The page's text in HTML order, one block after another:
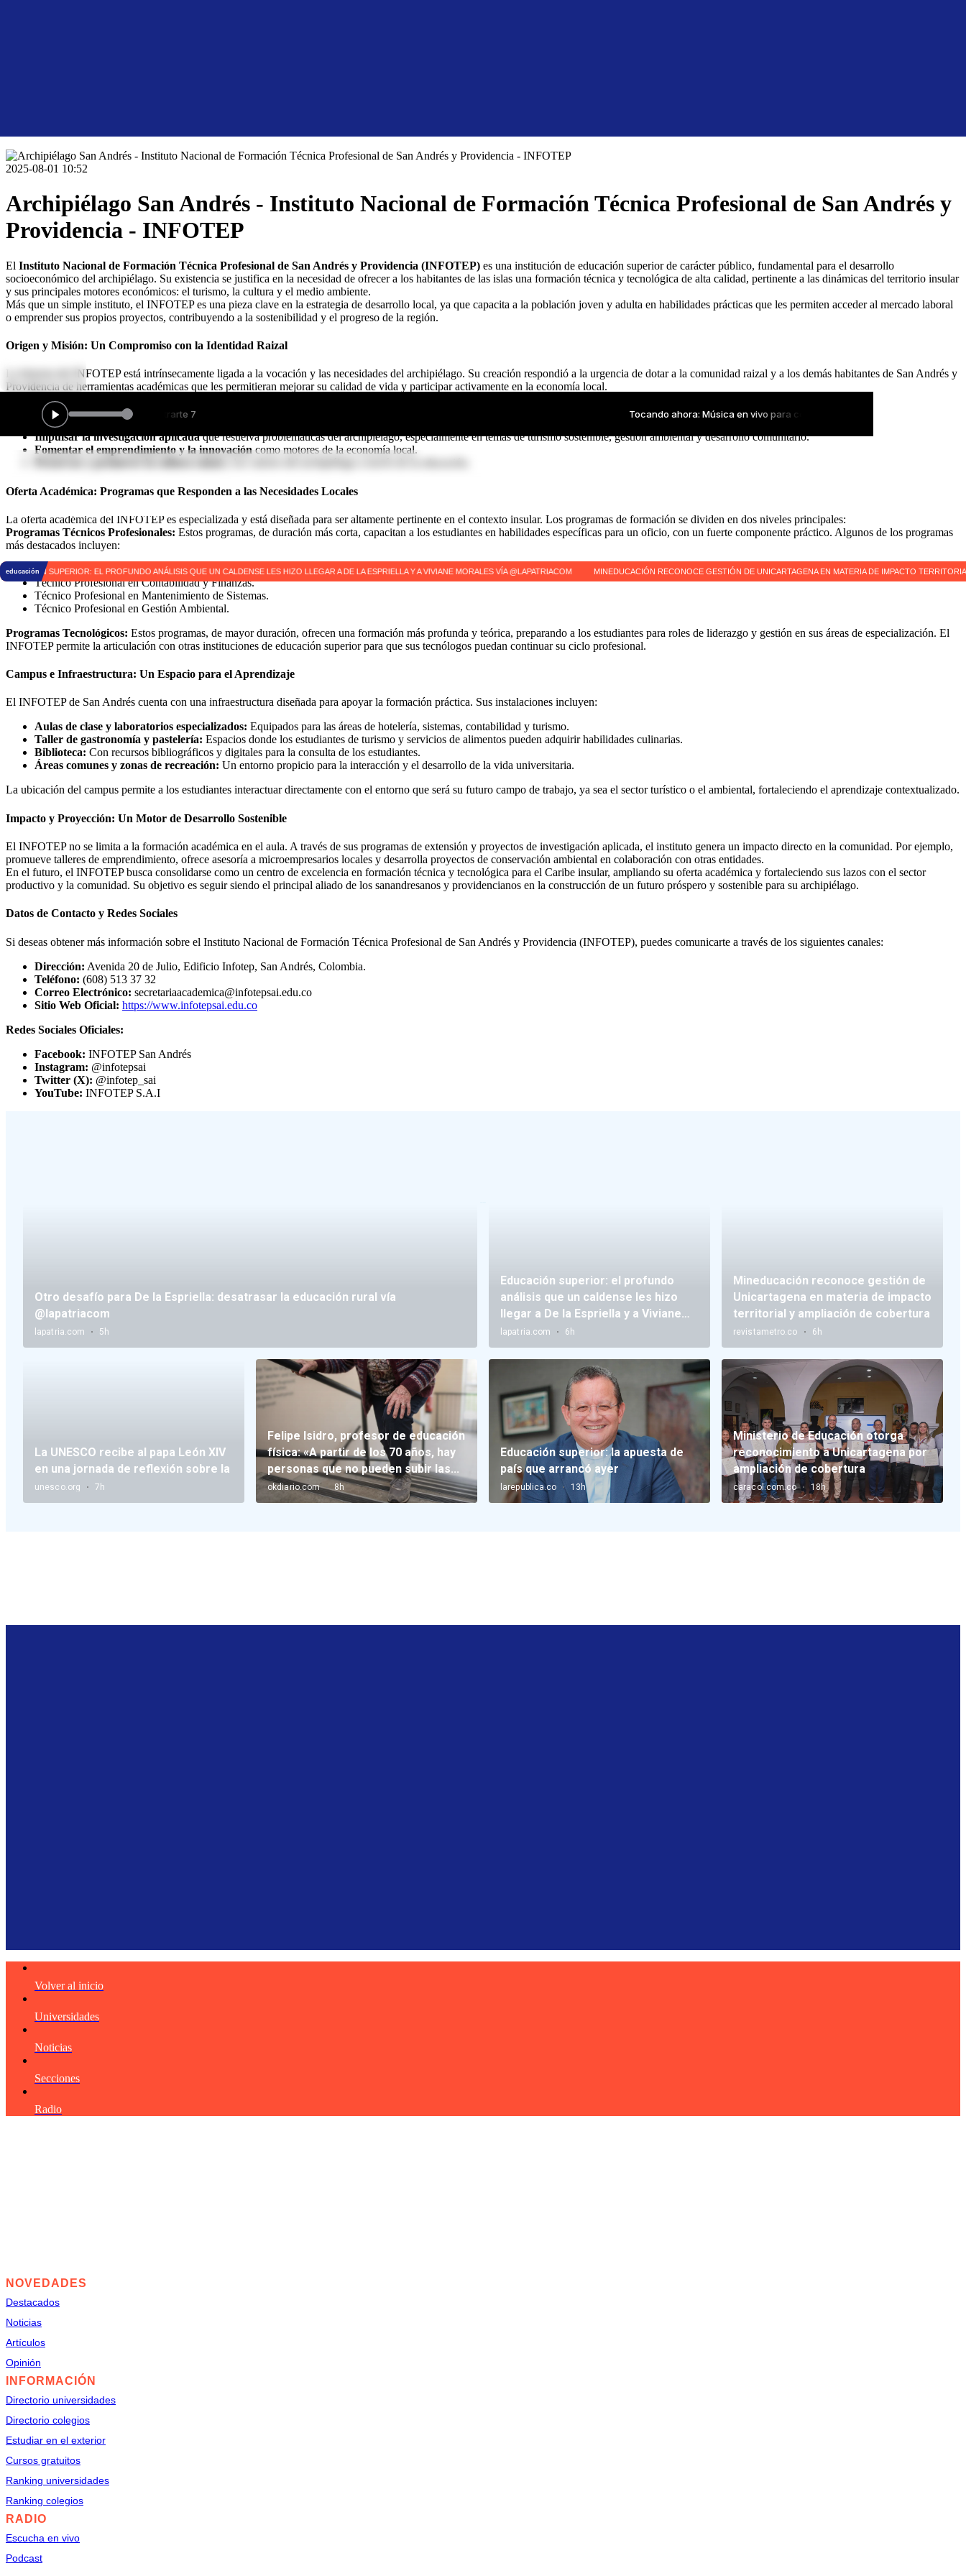
Educa Colombia
2025-08-01 10:52
Archipiélago San Andrés - Instituto Nacional de Formación Técnica Profesional de San Andrés y
Providencia - INFOTEP
El Instituto Nacional de Formación Técnica Profesional de San Andrés y Providencia (INFOTEP) es una institución de educación superior de carácter público, fundamental para el desarrollo
socioeconómico del archipiélago. Su existencia se justifica en la necesidad de ofrecer a los habitantes de las islas una formación técnica y tecnológica de alta calidad, pertinente a las dinámicas del territorio insular
y sus principales motores económicos: el turismo, la cultura y el medio ambiente.
Más que un simple instituto, el INFOTEP es una pieza clave en la estrategia de desarrollo local, ya que capacita a la población joven y adulta en habilidades prácticas que les permiten acceder al mercado laboral
o emprender sus propios proyectos, contribuyendo a la sostenibilidad y el progreso de la región.
Origen y Misión: Un Compromiso con la Identidad Raizal
La historia del INFOTEP está intrínsecamente ligada a la vocación y las necesidades del archipiélago. Su creación respondió a la urgencia de dotar a la comunidad raizal y a los demás habitantes de San Andrés y
Providencia de herramientas académicas que les permitieran mejorar su calidad de vida y participar activamente en la economía local.
La misión del instituto se centra en:
Ofrecer programas de formación técnica y tecnológica
Impulsar la investigación aplicadaque resuelva problemáticas del archipiélago, especialmente en temas de turismo sostenible, gestión ambiental y desarrollo comunitario.
Fomentar el emprendimiento y la innovacióncomo motores de la economía local.
Oferta Académica: Programas que Responden a las Necesidades Locales
La oferta académica del INFOTEP es especializada y está diseñada para ser altamente pertinente en el contexto insular. Los programas de formación se dividen en dos niveles principales:
Programas Técnicos Profesionales: Estos programas, de duración más corta, capacitan a los estudiantes en habilidades específicas para un oficio, con un fuerte componente práctico. Algunos de los programas
más destacados incluyen:
Técnico Profesional en Operaciones Turísticas.
Técnico Profesional en Contabilidad y Finanzas.
Técnico Profesional en Mantenimiento de Sistemas.
Técnico Profesional en Gestión Ambiental.
Programas Tecnológicos: Estos programas, de mayor duración, ofrecen una formación más profunda y teórica, preparando a los estudiantes para roles de liderazgo y gestión en sus áreas de especialización. El
INFOTEP permite la articulación con otras instituciones de educación superior para que sus tecnólogos puedan continuar su ciclo profesional.
Campus e Infraestructura: Un Espacio para el Aprendizaje
El INFOTEP de San Andrés cuenta con una infraestructura diseñada para apoyar la formación práctica. Sus instalaciones incluyen:
Aulas de clase y laboratorios especializados: Equipados para las áreas de hotelería, sistemas, contabilidad y turismo.
Taller de gastronomía y pastelería: Espacios donde los estudiantes de turismo y servicios de alimentos pueden adquirir habilidades culinarias.
Biblioteca: Con recursos bibliográficos y digitales para la consulta de los estudiantes.
Áreas comunes y zonas de recreación: Un entorno propicio para la interacción y el desarrollo de la vida universitaria.
La ubicación del campus permite a los estudiantes interactuar directamente con el entorno que será su futuro campo de trabajo, ya sea el sector turístico o el ambiental, fortaleciendo el aprendizaje contextualizado.
Impacto y Proyección: Un Motor de Desarrollo Sostenible
El INFOTEP no se limita a la formación académica en el aula. A través de sus programas de extensión y proyectos de investigación aplicada, el instituto genera un impacto directo en la comunidad. Por ejemplo,
promueve talleres de emprendimiento, ofrece asesoría a microempresarios locales y desarrolla proyectos de conservación ambiental en colaboración con otras entidades.
En el futuro, el INFOTEP busca consolidarse como un centro de excelencia en formación técnica y tecnológica para el Caribe insular, ampliando su oferta académica y fortaleciendo sus lazos con el sector
productivo y la comunidad. Su objetivo es seguir siendo el principal aliado de los sanandresanos y providencianos en la construcción de un futuro próspero y sostenible para su archipiélago.
Datos de Contacto y Redes Sociales
Si deseas obtener más información sobre el Instituto Nacional de Formación Técnica Profesional de San Andrés y Providencia (INFOTEP), puedes comunicarte a través de los siguientes canales:
Dirección: Avenida 20 de Julio, Edificio Infotep, San Andrés, Colombia.
Teléfono: (608) 513 37 32
Correo Electrónico: secretariaacademica@infotepsai.edu.co
Sitio Web Oficial: https://www.infotepsai.edu.co
Redes Sociales Oficiales:
Facebook: INFOTEP San Andrés
Instagram: @infotepsai
Twitter (X): @infotep_sai
YouTube: INFOTEP S.A.I
NOVEDADES
Destacados
Noticias
Artículos
Opinión
INFORMACIÓN
Directorio universidades
Directorio colegios
Estudiar en el exterior
Cursos gratuitos
Ranking universidades
Ranking colegios
RADIO
Escucha en vivo
Podcast
Volver al inicio
Universidades
Noticias
Secciones
Radio